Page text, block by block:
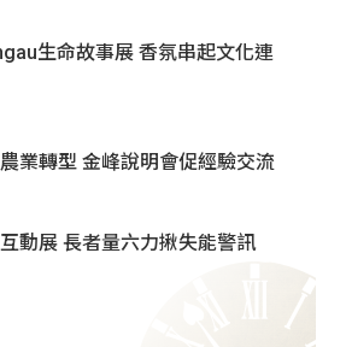
生命故事展 香氛串起文化連
業轉型 金峰說明會促經驗交流
動展 長者量六力揪失能警訊